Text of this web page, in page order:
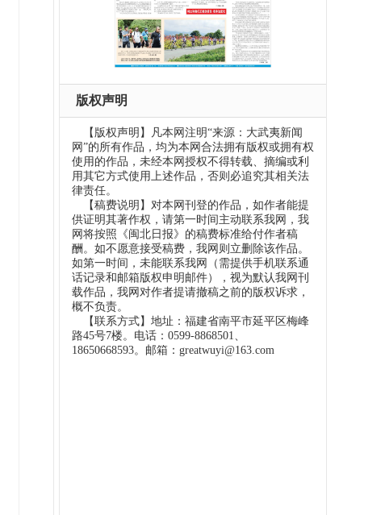
版权声明
【版权声明】凡本网注明“来源：大武夷新闻
网”的所有作品，均为本网合法拥有版权或拥有权
使用的作品，未经本网授权不得转载、摘编或利
用其它方式使用上述作品，否则必追究其相关法
律责任。
【稿费说明】对本网刊登的作品，如作者能提
供证明其著作权，请第一时间主动联系我网，我
网将按照《闽北日报》的稿费标准给付作者稿
酬。如不愿意接受稿费，我网则立删除该作品。
如第一时间，未能联系我网（需提供手机联系通
话记录和邮箱版权申明邮件），视为默认我网刊
载作品，我网对作者提请撤稿之前的版权诉求，
概不负责。
【联系方式】地址：福建省南平市延平区梅峰
路45号7楼。电话：0599-8868501、
18650668593。邮箱：greatwuyi@163.com